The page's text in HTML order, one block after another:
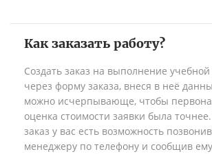
Как заказать работу?
Создать заказ на выполнение
через форму заказа, внеся в неё
можно исчерпывающе, чтобы
оценка стоимости заявки была
заказ у вас есть возможность
менеджеру по телефону и сообщив